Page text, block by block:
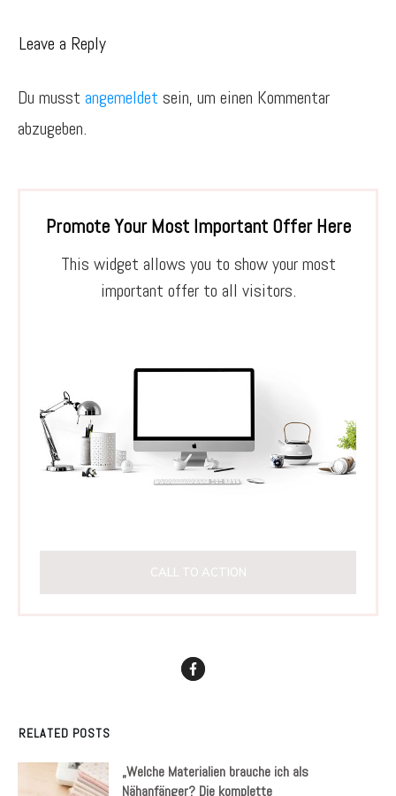
Leave a Reply
Du musst angemeldet sein, um einen Kommentar
abzugeben.
Promote Your Most Important Offer Here
This widget allows you to show your most
important offer to all visitors.
CALL TO ACTION
RELATED POSTS
„Welche Materialien brauche ich als
Nähanfänger? Die komplette